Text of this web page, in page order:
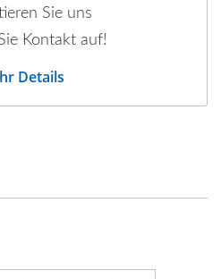
Sie uns
Kontakt auf!
Details